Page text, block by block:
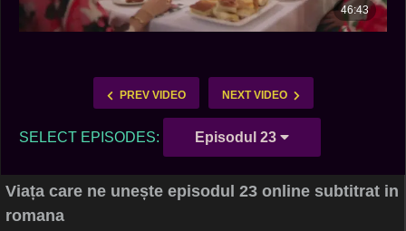
PREV VIDEO NEXT VIDEO
SELECT EPISODES: Episodul 23
Viața care ne unește episodul 23 online subtitrat in
romana